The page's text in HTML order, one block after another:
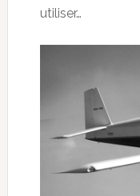
utiliser…